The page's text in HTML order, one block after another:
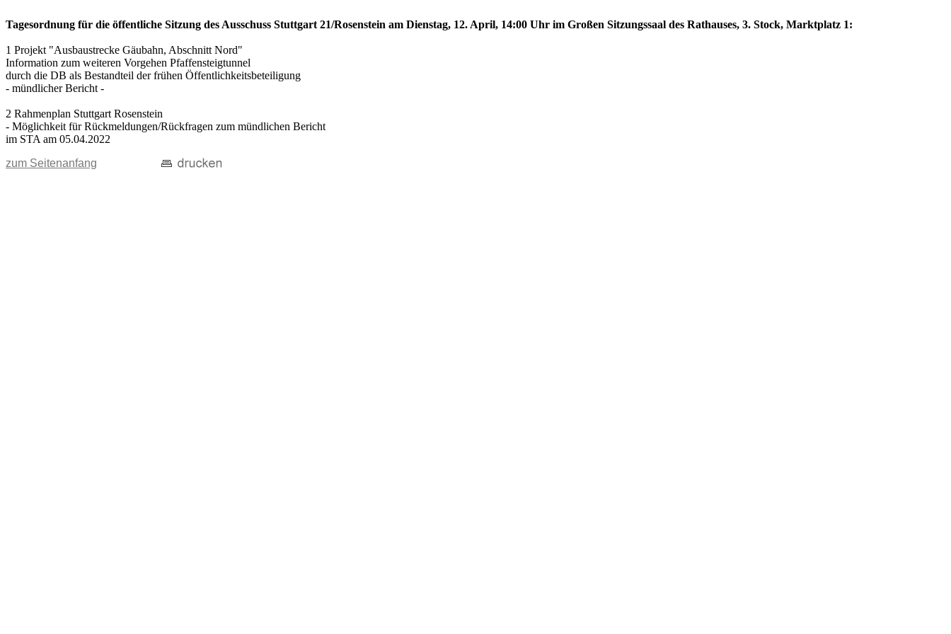
Tagesordnung für die öffentliche Sitzung des Ausschuss Stuttgart 21/Rosenstein am Dienstag, 12. April, 14:00 Uhr im Großen Sitzungssaal des Rathauses, 3. Stock, Marktplatz 1:
1 Projekt "Ausbaustrecke Gäubahn, Abschnitt Nord"
Information zum weiteren Vorgehen Pfaffensteigtunnel
durch die DB als Bestandteil der frühen Öffentlichkeitsbeteiligung
- mündlicher Bericht -
2 Rahmenplan Stuttgart Rosenstein
- Möglichkeit für Rückmeldungen/Rückfragen zum mündlichen Bericht
im STA am 05.04.2022
zum Seitenanfang